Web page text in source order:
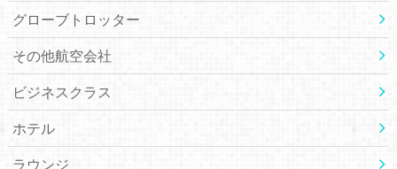
グローブトロッター
その他航空会社
ビジネスクラス
ホテル
ラウンジ